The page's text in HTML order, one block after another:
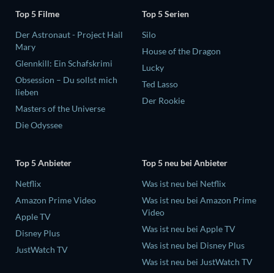
Top 5 Filme
Der Astronaut - Project Hail
Mary
Glennkill: Ein Schafskrimi
Obsession – Du sollst mich
lieben
Masters of the Universe
Die Odyssee
Top 5 Serien
Silo
House of the Dragon
Lucky
Ted Lasso
Der Rookie
Top 5 Anbieter
Netflix
Amazon Prime Video
Apple TV
Disney Plus
JustWatch TV
Top 5 neu bei Anbieter
Was ist neu bei Netflix
Was ist neu bei Amazon Prime
Video
Was ist neu bei Apple TV
Was ist neu bei Disney Plus
Was ist neu bei JustWatch TV